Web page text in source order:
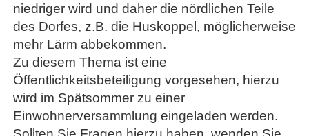
niedriger wird und daher die nördlichen Teile
des Dorfes, z.B. die Huskoppel, möglicherweise
mehr Lärm abbekommen.
Zu diesem Thema ist eine
Öffentlichkeitsbeteiligung vorgesehen, hierzu
wird im Spätsommer zu einer
Einwohnerversammlung eingeladen werden.